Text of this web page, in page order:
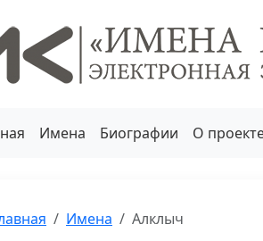
Имена Биографии О
Имена Алклыч